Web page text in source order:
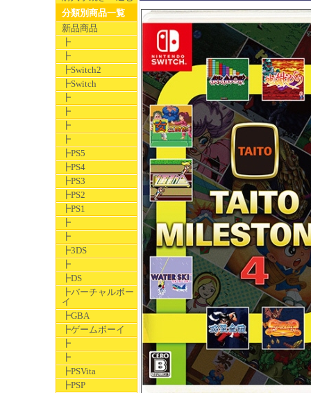
分類別商品一覧
新品商品
┣
┣
┣Switch2
┣Switch
┣
┣
┣
┣
┣PS5
┣PS4
┣PS3
┣PS2
┣PS1
┣
┣
┣3DS
┣
┣DS
┣バーチャルボー
イ
┣GBA
┣ゲームボーイ
┣
┣
┣PSVita
┣PSP